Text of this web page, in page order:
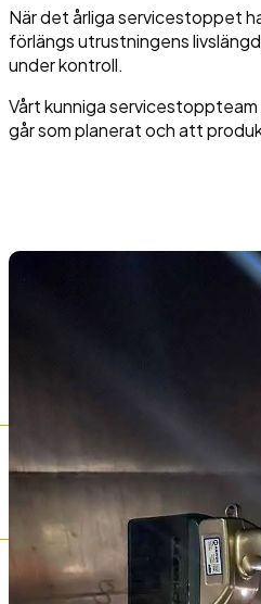
När det årliga servicestoppet
förlängs utrustningens
under kontroll.
Vårt kunniga
går som planerat och att